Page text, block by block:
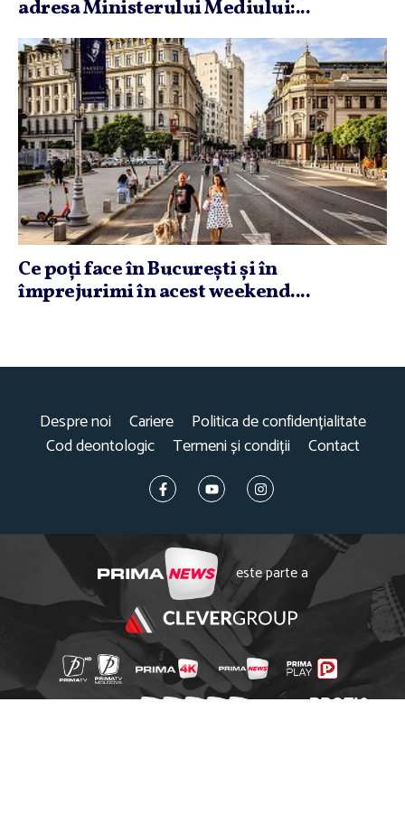
adresa Ministerului Mediului:...
Ce poţi face în Bucureşti şi în
împrejurimi în acest weekend....
Despre noi Cariere
Politica de confidențialitate
Cod deontologic
Termeni și condiții Contact
este parte a